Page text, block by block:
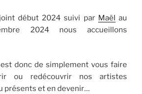
début 2024 suivi par Maël au
2024 nous accueillons
donc de simplement vous faire
ou redécouvrir nos artistes
présents et en devenir…